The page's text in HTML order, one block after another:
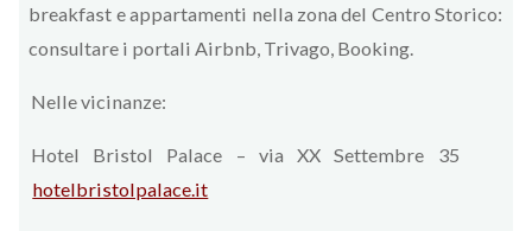
breakfast e appartamenti nella zona del Centro Storico:
consultare i portali Airbnb, Trivago, Booking.
Nelle vicinanze:
Hotel Bristol Palace – via XX Settembre 35
hotelbristolpalace.it